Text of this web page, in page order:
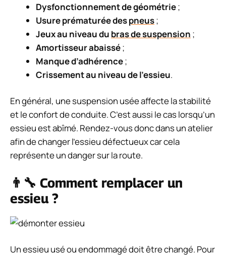
Dysfonctionnement de géométrie;
Usure prématurée despneus;
Jeux au niveau du bras de suspension ;
Amortisseur abaissé;
Manque d’adhérence;
Crissement au niveau de l’essieu.
En général, une suspension usée affecte la stabilité
et le confort de conduite. C’est aussi le cas lorsqu’un
essieu est abîmé. Rendez-vous donc dans un atelier
afin de changer l’essieu défectueux car cela
représente un danger sur la route.
👨‍🔧 Comment remplacer un
essieu ?
Un essieu usé ou endommagé doit être changé. Pour